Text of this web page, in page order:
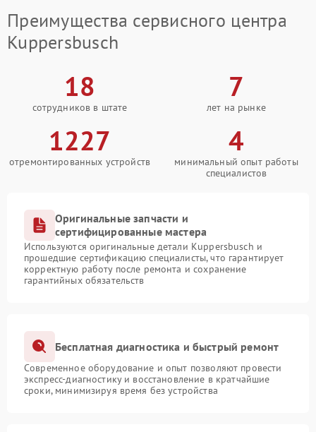
Преимущества сервисного центра
Kuppersbusch
18
сотрудников в штате
7
лет на рынке
1227
отремонтированных устройств
4
минимальный опыт работы
специалистов
Оригинальные запчасти и
сертифицированные мастера
Используются оригинальные детали Kuppersbusch и
прошедшие сертификацию специалисты, что гарантирует
корректную работу после ремонта и сохранение
гарантийных обязательств
Бесплатная диагностика и быстрый ремонт
Современное оборудование и опыт позволяют провести
экспресс-диагностику и восстановление в кратчайшие
сроки, минимизируя время без устройства